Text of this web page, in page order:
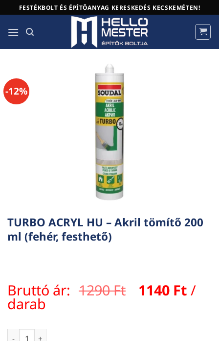
to
content
FESTÉKBOLT ÉS ÉPÍTŐANYAG KERESKEDÉS KECSKEMÉTEN!
-12%
TURBO ACRYL HU – Akril tömítő 200
ml (fehér, festhető)
Bruttó ár: 1290Ft Original
1140 Ft /
darab
TURBO ACRYL HU – Akril tömítő 200 ml (fehér, festhető)